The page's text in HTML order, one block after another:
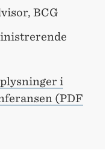
BCG
i
(PDF